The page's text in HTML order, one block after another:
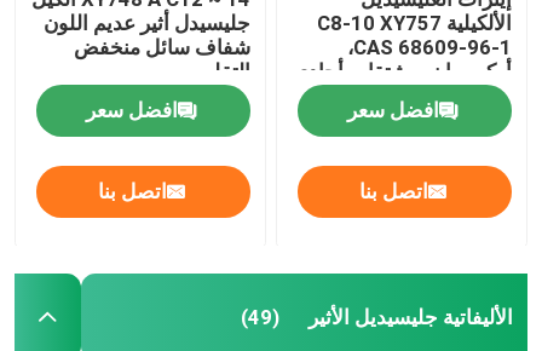
الألكيلية C8-10 XY757
CAS 68609-96-1،
أوكسيران، مشتقات أحادي
[(C8-10-ألكيلوكسي)
ميثيل]، الصيغة الجزيئية
C36H72O6، رقم
المفوضية الأوروبية 271-
845-2
افضل سعر
اتصل بنا
جليسيدل أثير عديم اللون
شفاف سائل منخفض
التقلب
افضل سعر
اتصل بنا
الأليفاتية جليسيديل الأثير (49)